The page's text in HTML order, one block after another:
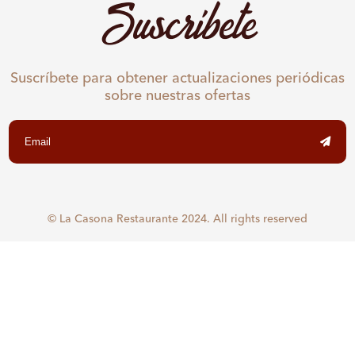
Suscríbete
Suscríbete para obtener actualizaciones periódicas
sobre nuestras ofertas
© La Casona Restaurante 2024. All rights reserved